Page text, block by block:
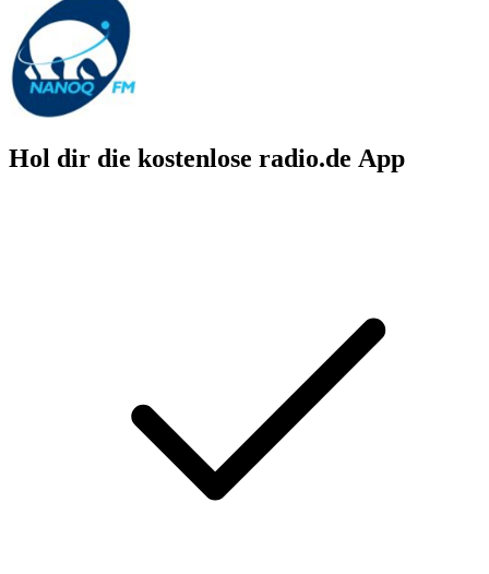
Hol dir die kostenlose radio.de App